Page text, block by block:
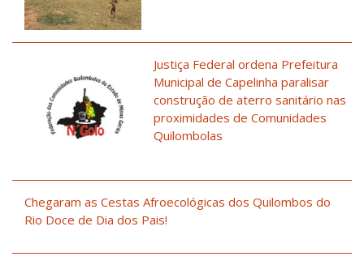
Justiça Federal ordena Prefeitura
Municipal de Capelinha paralisar
construção de aterro sanitário nas
proximidades de Comunidades
Quilombolas
Chegaram as Cestas Afroecológicas dos Quilombos do
Rio Doce de Dia dos Pais!